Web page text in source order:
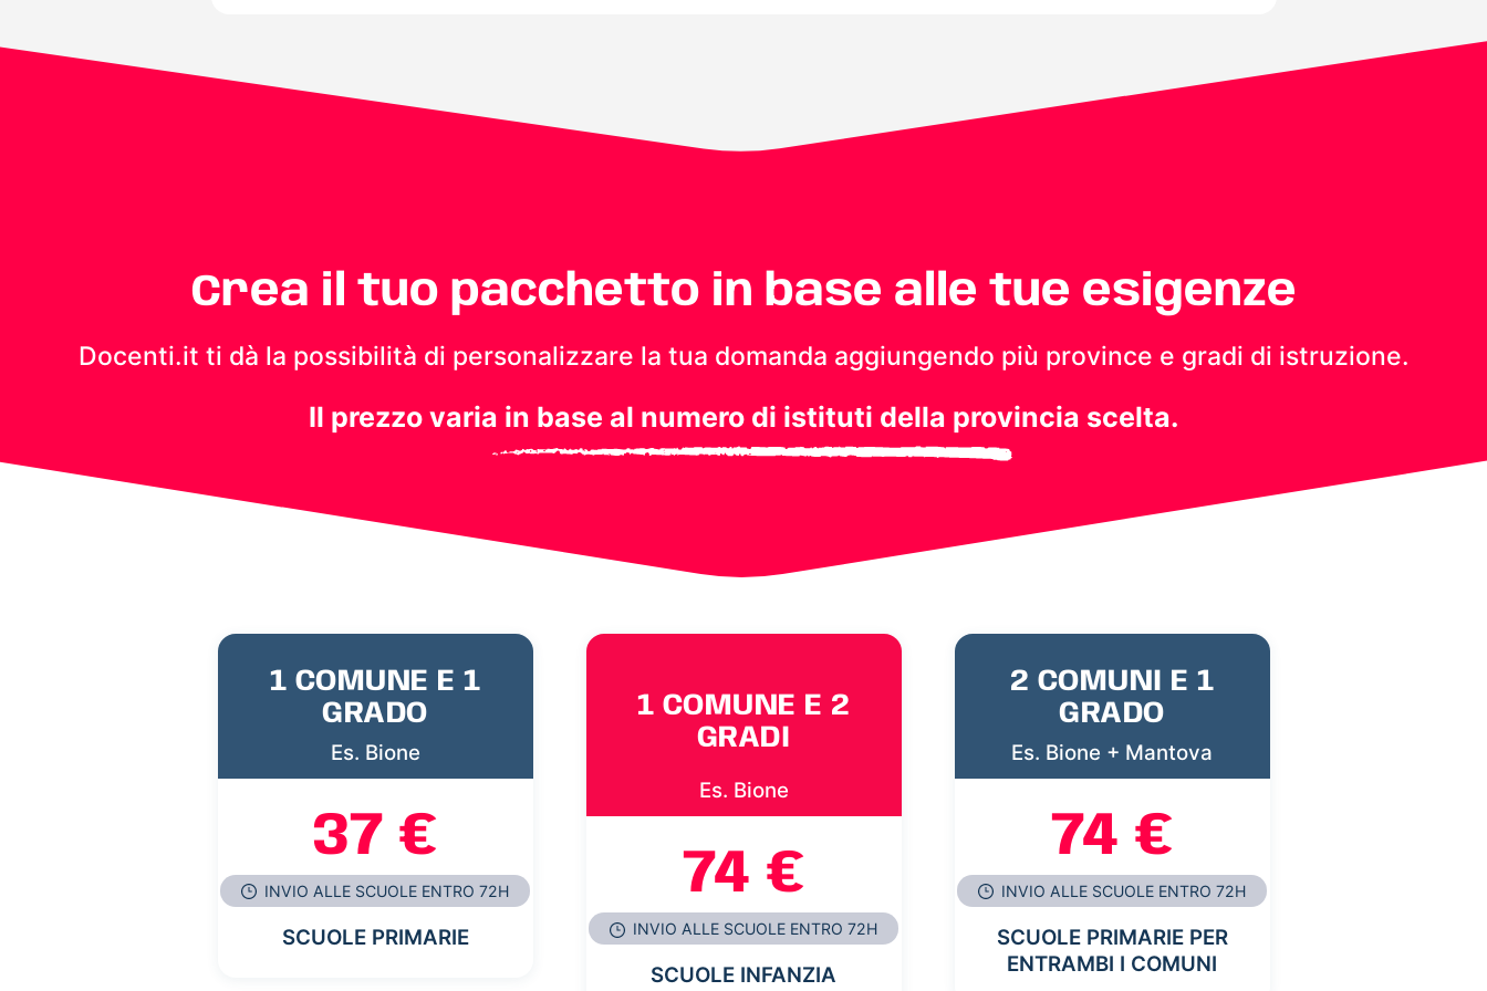
Crea il tuo pacchetto in base alle tue esigenze
Docenti.it ti dà la possibilità di personalizzare la tua domanda aggiungendo più province e gradi di istruzione.
Il prezzo varia in base al numero di istituti della provincia scelta.
1 COMUNE E 1
GRADO
Es. Bione
37 €
INVIO ALLE SCUOLE ENTRO 72H
SCUOLE PRIMARIE
1 COMUNE E 2
GRADI
Es. Bione
74 €
INVIO ALLE SCUOLE ENTRO 72H
SCUOLE INFANZIA
2 COMUNI E 1
GRADO
Es. Bione + Mantova
74 €
INVIO ALLE SCUOLE ENTRO 72H
SCUOLE PRIMARIE PER
ENTRAMBI I COMUNI